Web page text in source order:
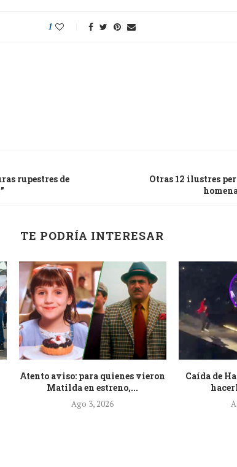
1
rupestres de
Otras 12 ilustres
TE PODRÍA INTERESAR
Atento aviso: para quienes vieron
Matilda en estreno,...
Ago 3, 2026
Caída de